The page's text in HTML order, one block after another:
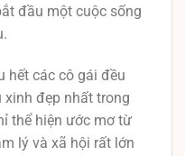
đầu một cuộc sống
hết các cô gái đều
đẹp nhất trong
thể hiện ước mơ từ
lý và xã hội rất lớn